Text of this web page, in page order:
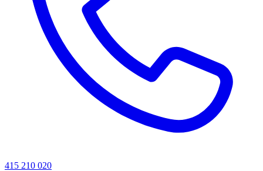
415 210 020